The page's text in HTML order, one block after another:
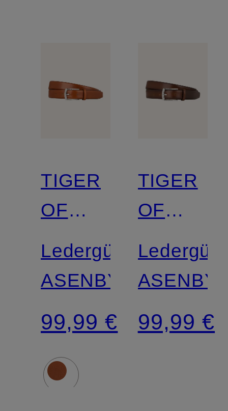
TIGER
OF
SWEDEN
Ledergürtel
ASENBY
99,99 €
TIGER
OF
SWEDEN
ASENBY
99,99 €